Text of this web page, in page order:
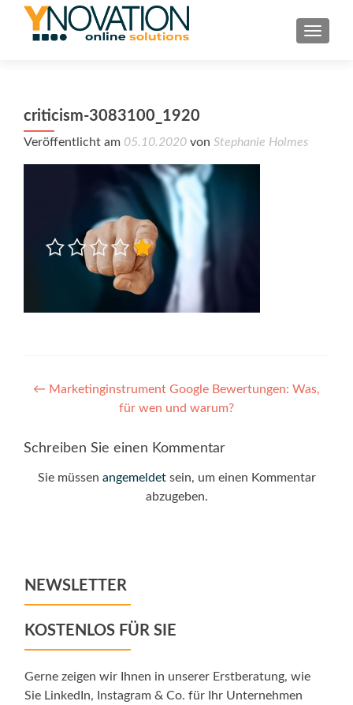
criticism-3083100_1920
Veröffentlicht am 05.10.2020 von Stephanie Holmes
Post
navigation
← Marketinginstrument Google Bewertungen: Was,
für wen und warum?
Schreiben Sie einen Kommentar
Sie müssen angemeldetsein, um einen Kommentar
abzugeben.
NEWSLETTER
KOSTENLOS FÜR SIE
Gerne zeigen wir Ihnen in unserer Erstberatung, wie
Sie LinkedIn, Instagram & Co. für Ihr Unternehmen